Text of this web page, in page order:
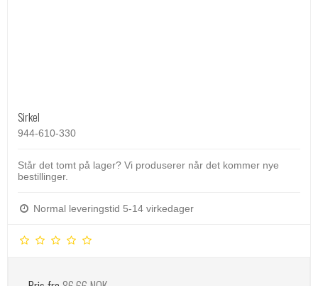
Sirkel
944-610-330
Står det tomt på lager? Vi produserer når det kommer nye
bestillinger.
Normal leveringstid 5-14 virkedager